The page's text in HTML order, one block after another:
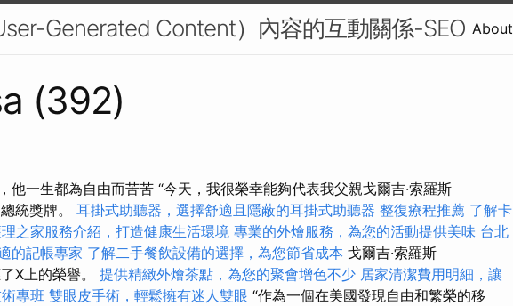
Generated Content）內容的互動關係-SEO About
(392)
他一生都為自由而苦苦 “今天，我很榮幸能夠代表我父親戈爾吉·索羅斯
統獎牌。 耳掛式助聽器，選擇舒適且隱蔽的耳掛式助聽器 整復療程推薦 了解卡
之家服務介紹，打造健康生活環境 專業的外燴服務，為您的活動提供美味 台北
的記帳專家 了解二手餐飲設備的選擇，為您節省成本 戈爾吉·索羅斯
X上的榮譽。 提供精緻外燴茶點，為您的聚會增色不少 居家清潔費用明細，讓
專班 雙眼皮手術，輕鬆擁有迷人雙眼 “作為一個在美國發現自由和繁榮的移